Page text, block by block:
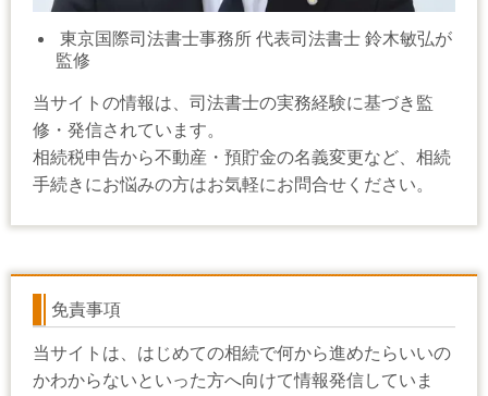
東京国際司法書士事務所 代表司法書士 鈴木敏弘が
監修
当サイトの情報は、司法書士の実務経験に基づき監
修・発信されています。
相続税申告から不動産・預貯金の名義変更など、相続
手続きにお悩みの方はお気軽にお問合せください。
免責事項
当サイトは、はじめての相続で何から進めたらいいの
かわからないといった方へ向けて情報発信していま